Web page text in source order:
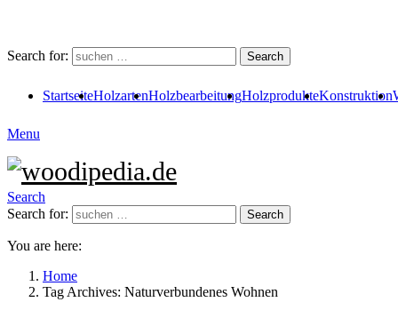
Search for: Search
StartseiteHolzartenHolzbearbeitungHolzprodukteKonstruktion
Menu
Search
Search for:
Search
You are here:
Home
Tag Archives: Naturverbundenes Wohnen